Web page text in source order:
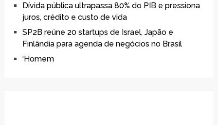
Dívida pública ultrapassa 80% do PIB e pressiona
juros, crédito e custo de vida
SP2B reúne 20 startups de Israel, Japão e
Finlândia para agenda de negócios no Brasil
‘Homem